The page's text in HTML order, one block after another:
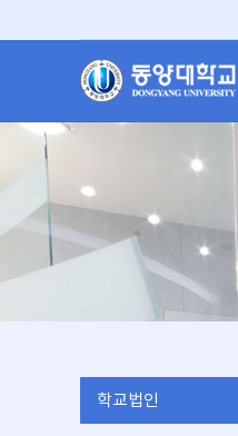
학교법인